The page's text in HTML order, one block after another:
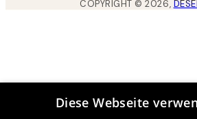
COPYRIGHT ©2026,
Diese Webseite